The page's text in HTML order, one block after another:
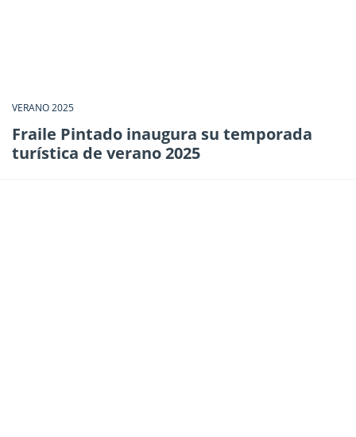
VERANO 2025
Fraile Pintado inaugura su temporada
turística de verano 2025